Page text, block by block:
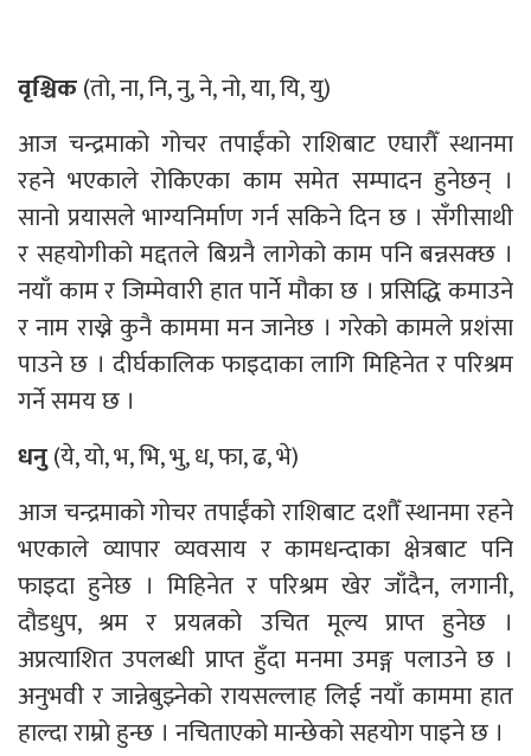
वृश्चिक(तो, ना, नि, नु, ने, नो, या, यि, यु)
आज चन्द्रमाको गोचर तपाईंको राशिबाट एघारौँ स्थानमा
रहने भएकाले रोकिएका काम समेत सम्पादन हुनेछन् ।
सानो प्रयासले भाग्यनिर्माण गर्न सकिने दिन छ । सँगीसाथी
र सहयोगीको मद्दतले बिग्रनै लागेको काम पनि बन्नसक्छ ।
नयाँ काम र जिम्मेवारी हात पार्ने मौका छ । प्रसिद्धि कमाउने
र नाम राख्ने कुनै काममा मन जानेछ । गरेको कामले प्रशंसा
पाउने छ । दीर्घकालिक फाइदाका लागि मिहिनेत र परिश्रम
गर्ने समय छ ।
धनु(ये, यो, भ, भि, भु, ध, फा, ढ, भे)
आज चन्द्रमाको गोचर तपाईंको राशिबाट दशौँ स्थानमा रहने
भएकाले व्यापार व्यवसाय र कामधन्दाका क्षेत्रबाट पनि
फाइदा हुनेछ । मिहिनेत र परिश्रम खेर जाँदैन, लगानी,
दौडधुप, श्रम र प्रयत्नको उचित मूल्य प्राप्त हुनेछ ।
अप्रत्याशित उपलब्धी प्राप्त हुँदा मनमा उमङ्ग पलाउने छ ।
अनुभवी र जान्नेबुझ्नेको रायसल्लाह लिई नयाँ काममा हात
हाल्दा राम्रो हुन्छ । नचिताएको मान्छेको सहयोग पाइने छ ।